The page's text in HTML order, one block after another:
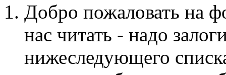
Добро пожаловать на
нас читать - надо
нижеследующего